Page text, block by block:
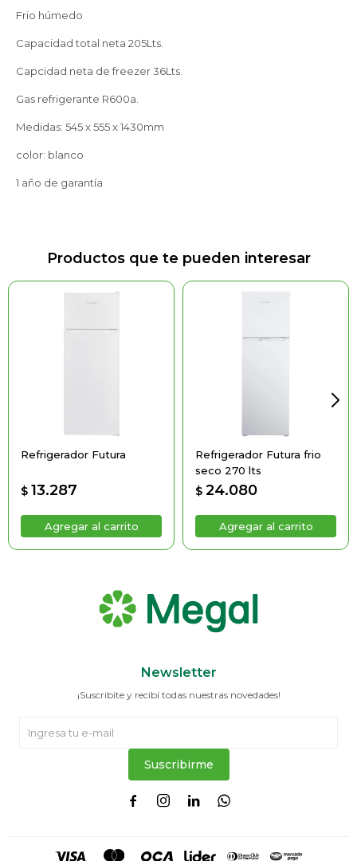
Frio húmedo
Capacidad total neta 205Lts.
Capcidad neta de freezer 36Lts.
Gas refrigerante R600a.
Medidas: 545 x 555 x 1430mm
color: blanco
1 año de garantía
Productos que te pueden interesar
Refrigerador Futura
$ 13.287
Refrigerador Futura frio
seco 270 lts
$ 24.080
Newsletter
¡Suscribite y recibí todas nuestras novedades!
Suscribirme
   